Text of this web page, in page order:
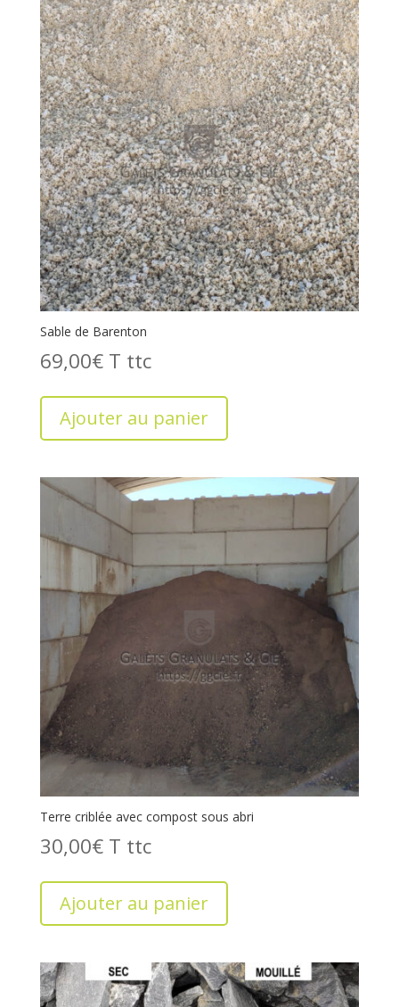
Sable de Barenton
69,00€ T
Ajouter au panier
Terre criblée avec compost sous abri
30,00€ T
Ajouter au panier